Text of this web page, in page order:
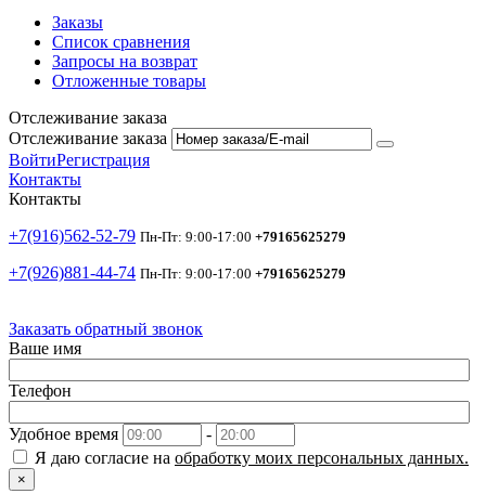
Заказы
Список сравнения
Запросы на возврат
Отложенные товары
Отслеживание заказа
Отслеживание заказа
ВойтиРегистрация
Контакты
Контакты
+7(916)562-52-79 Пн-Пт: 9:00-17:00 +79165625279
+7(926)881-44-74 Пн-Пт: 9:00-17:00 +79165625279
Заказать обратный звонок
Ваше имя
Телефон
Удобное время
-
Я даю согласие на обработку моих персональных данных.
×